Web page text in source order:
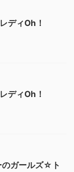
ディOh！
ディOh！
のガールズ☆ト